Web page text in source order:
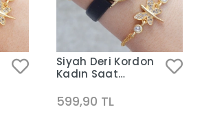
Siyah Deri Kordon
Kadın Saat
599,90 TL